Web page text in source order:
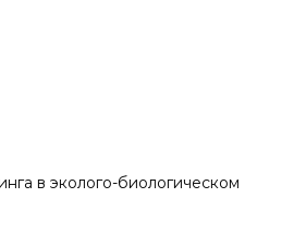
в эколого-биологическом